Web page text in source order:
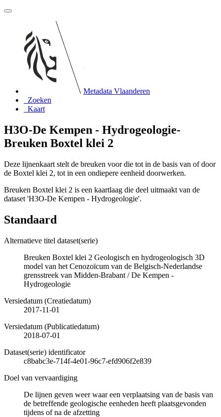
Metadata Vlaanderen
Zoeken
Kaart
H3O-De Kempen - Hydrogeologie-
Breuken Boxtel klei 2
Deze lijnenkaart stelt de breuken voor die tot in de basis van of door
de Boxtel klei 2, tot in een ondiepere eenheid doorwerken.
Breuken Boxtel klei 2 is een kaartlaag die deel uitmaakt van de
dataset 'H3O-De Kempen - Hydrogeologie'.
Standaard
Alternatieve titel dataset(serie)
Breuken Boxtel klei 2 Geologisch en hydrogeologisch 3D
model van het Cenozoïcum van de Belgisch-Nederlandse
grensstreek van Midden-Brabant / De Kempen -
Hydrogeologie
Versiedatum (Creatiedatum)
2017-11-01
Versiedatum (Publicatiedatum)
2018-07-01
Dataset(serie) identificator
c8babc3e-714f-4e01-96c7-efd906f2e839
Doel van vervaardiging
De lijnen geven weer waar een verplaatsing van de basis van
de betreffende geologische eenheden heeft plaatsgevonden
tijdens of na de afzetting